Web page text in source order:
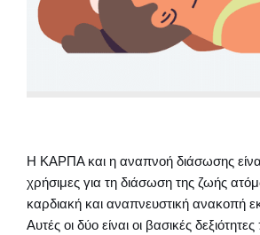
Η ΚΑΡΠΑ και η αναπνοή διάσωσης
χρήσιμες για τη διάσωση της ζωής
καρδιακή και αναπνευστική ανακοπή
Αυτές οι δύο είναι οι βασικές